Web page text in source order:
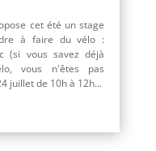
cet été un stage
à faire du vélo :
(si vous savez déjà
vous n'êtes pas
juillet de 10h à 12h...